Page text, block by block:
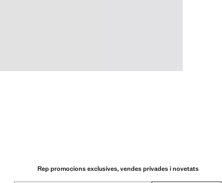
Rep promocions exclusives, vendes privades i novetats